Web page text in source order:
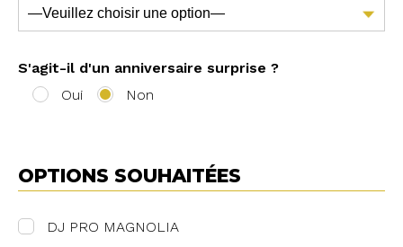
S'agit-il d'un anniversaire surprise ?
Oui
Non
OPTIONS SOUHAITÉES
DJ PRO MAGNOLIA